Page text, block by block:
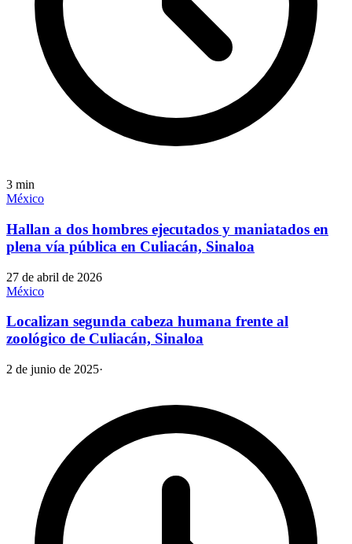
3 min
México
Hallan a dos hombres ejecutados y maniatados en
plena vía pública en Culiacán, Sinaloa
27 de abril de 2026
México
Localizan segunda cabeza humana frente al
zoológico de Culiacán, Sinaloa
2 de junio de 2025·